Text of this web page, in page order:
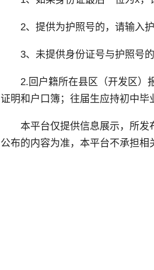
2、提供为护照号的，请输入
3、未提供身份证号与护照号
2.回户籍所在县区（开发区）
证明和户口簿；往届生应持初中
本平台仅提供信息展示，所
公布的内容为准，本平台不承担相